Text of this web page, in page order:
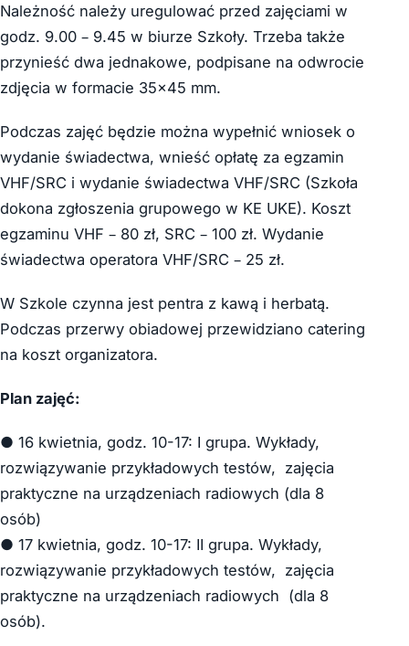
Należność należy uregulować przed zajęciami w
godz. 9.00 – 9.45 w biurze Szkoły. Trzeba także
przynieść dwa jednakowe, podpisane na odwrocie
zdjęcia w formacie 35×45 mm.
Podczas zajęć będzie można wypełnić wniosek o
wydanie świadectwa, wnieść opłatę za egzamin
VHF/SRC i wydanie świadectwa VHF/SRC (Szkoła
dokona zgłoszenia grupowego w KE UKE). Koszt
egzaminu VHF – 80 zł, SRC – 100 zł. Wydanie
świadectwa operatora VHF/SRC – 25 zł.
W Szkole czynna jest pentra z kawą i herbatą.
Podczas przerwy obiadowej przewidziano catering
na koszt organizatora.
Plan zajęć:
● 16 kwietnia, godz. 10-17: I grupa. Wykłady,
rozwiązywanie przykładowych testów, zajęcia
praktyczne na urządzeniach radiowych (dla 8
osób)
● 17 kwietnia, godz. 10-17: II grupa. Wykłady,
rozwiązywanie przykładowych testów, zajęcia
praktyczne na urządzeniach radiowych (dla 8
osób).